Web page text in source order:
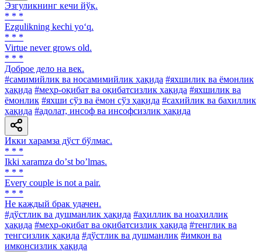
Эзгуликнинг кечи йўқ.
* * *
Ezgulikning kechi yo‘q.
* * *
Virtue never grows old.
* * *
Доброе дело на век.
#самимийлик ва носамимийлик ҳақида #яхшилик ва ёмонлик
ҳақида #меҳр-оқибат ва оқибатсизлик ҳақида #яхшилик ва
ёмонлик #яхши сўз ва ёмон сўз ҳақида #сахийлик ва бахиллик
ҳақида #адолат, инсоф ва инсофсизлик ҳақида
Икки харамза дўст бўлмас.
* * *
Ikki xaramza doʼst boʼlmas.
* * *
Every couple is not a pair.
* * *
He каждый брак удачен.
#дўстлик ва душманлик ҳақида #аҳиллик ва ноаҳиллик
ҳақида #меҳр-оқибат ва оқибатсизлик ҳақида #тенглик ва
тенгсизлик ҳақида #дўстлик ва душманлик #имкон ва
имконсизлик ҳақида